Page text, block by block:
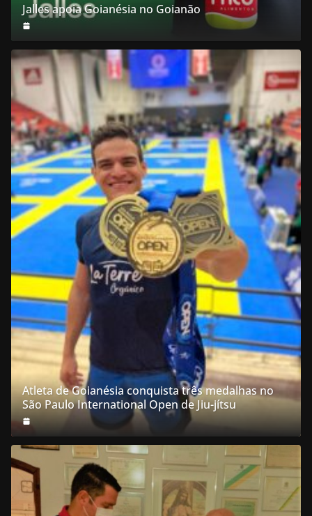
Jalles apoia Goianésia no Goianão
Atleta de Goianésia conquista três medalhas no
São Paulo International Open de Jiu-jítsu